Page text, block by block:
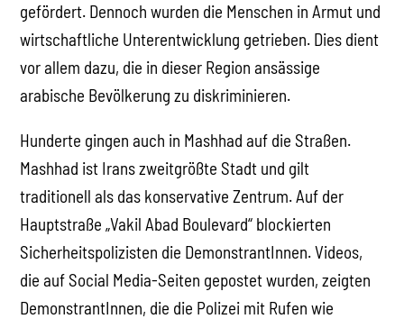
gefördert. Dennoch wurden die Menschen in Armut und
wirtschaftliche Unterentwicklung getrieben. Dies dient
vor allem dazu, die in dieser Region ansässige
arabische Bevölkerung zu diskriminieren.
Hunderte gingen auch in Mashhad auf die Straßen.
Mashhad ist Irans zweitgrößte Stadt und gilt
traditionell als das konservative Zentrum. Auf der
Hauptstraße „Vakil Abad Boulevard“ blockierten
Sicherheitspolizisten die DemonstrantInnen. Videos,
die auf Social Media-Seiten gepostet wurden, zeigten
DemonstrantInnen, die die Polizei mit Rufen wie